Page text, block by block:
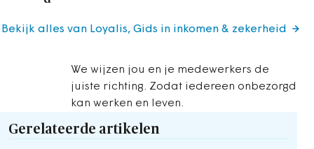
We wijzen jou en je medewerkers de
juiste richting. Zodat iedereen onbezorgd
kan werken en leven.
Bekijk alles van Loyalis, Gids in inkomen & zekerheid
Gerelateerde artikelen